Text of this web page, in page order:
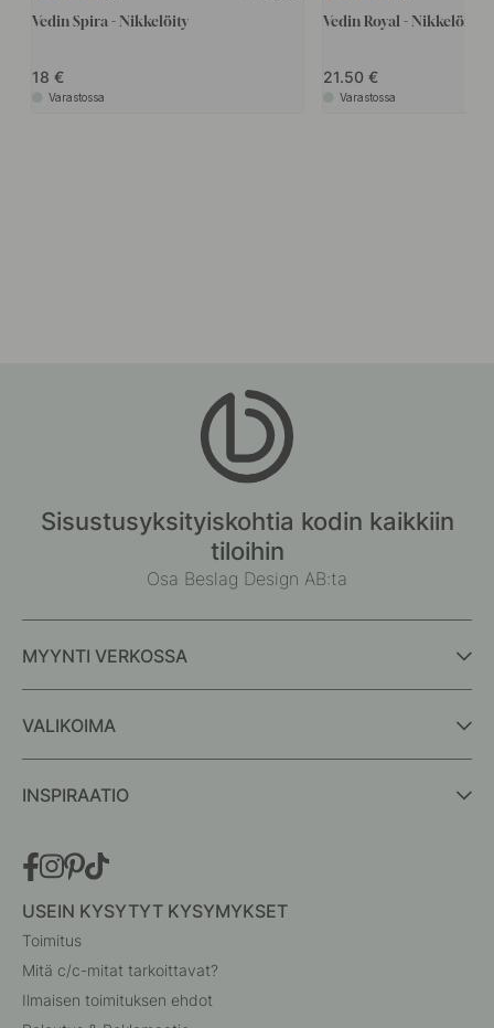
Vedin Spira - Nikkelöity
18
Varastossa
Vedin Royal - Nikkelöity
21.50
Varastossa
Sisustusyksityiskohtia kodin kaikkiin
tiloihin
Osa Beslag Design AB:ta
MYYNTI VERKOSSA
VALIKOIMA
INSPIRAATIO
USEIN KYSYTYT KYSYMYKSET
Toimitus
Mitä c/c-mitat tarkoittavat?
Ilmaisen toimituksen ehdot